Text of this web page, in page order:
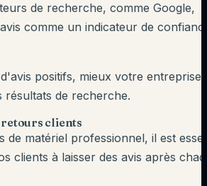
de recherche, comme Google,
comme un indicateur de
positifs, mieux votre entreprise
résultats de recherche.
clients
de matériel professionnel, il est
clients à laisser des avis après